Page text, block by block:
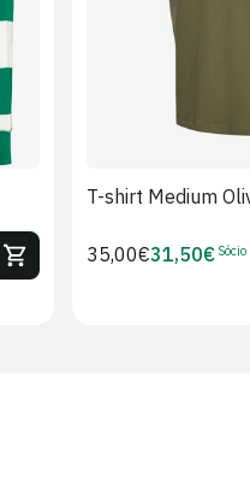
T-shirt Medium
Preço
35,00€Preço
31,50€ Sócio